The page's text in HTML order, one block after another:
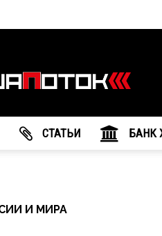
агентство
"МедиаПоток"
CТАТЬИ БАНК
И МИРА